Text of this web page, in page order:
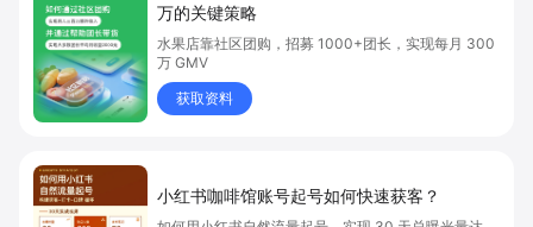
万的关键策略
水果店靠社区团购，招募 1000+团长，实现每月 300
万 GMV
获取资料
小红书咖啡馆账号起号如何快速获客？